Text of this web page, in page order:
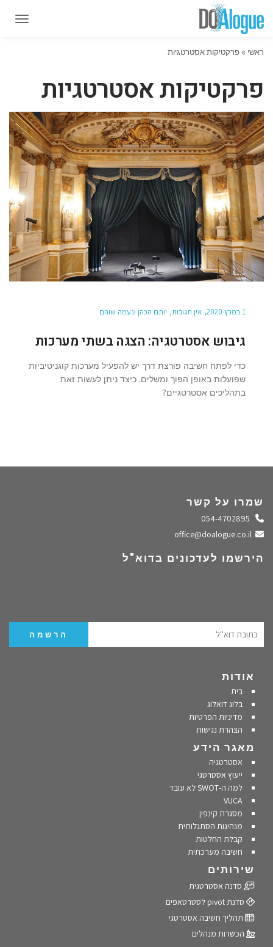
ראשי »פרקטיקות אסטרטגיות
פרקטיקות אסטרטגיות
1 במרץ 2020 אין תגובות יותם הכהן ונעמה שוהם
גיבוש אסטרטגיה: הצגה בשתי מערכות
כדי לפתח חשיבה פורצת דרך יש להפעיל מערכות קוגניטיביות
שפועלות באופן הפוך ומשלים. כיצד ניתן לעשות זאת
בתהליכים אסטרטגיים?
שמרו על קשר
התקשרו אלינו
שלחו מייל
הירשמו לעדכונים בדוא"ל
אודות
בית
בלוג דואלוג
מדיניות הפרטיות
הצהרת נגישות
מאגר הידע
אסטרטגיה
ייעוץ אסטרטגי
למה ה-SWOT לא עובד
VUCA
מסגרת קינפין
מנהיגות הסתגלותית
קבלת החלטות
חשיבה מערכתית
שירותים
סדנה אסטרטגית
סדנת pivot לסטרטאפים
תהליך חשיבה אסטרטגי
הכשרות מנהלים